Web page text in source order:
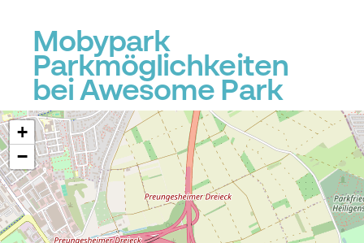
Mobypark
Parkmöglichkeiten
bei Awesome Park
+
−